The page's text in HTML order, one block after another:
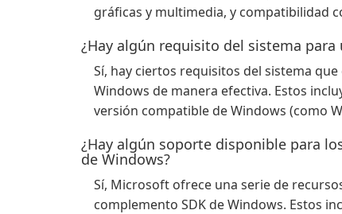
gráficas y multimedia, y compatibilidad
¿Hay algún requisito del sistema
Sí, hay ciertos requisitos del sistema
Windows de manera efectiva. Estos
versión compatible de Windows (como
¿Hay algún soporte disponible para
de Windows?
Sí, Microsoft ofrece una serie de
complemento SDK de Windows. Estos